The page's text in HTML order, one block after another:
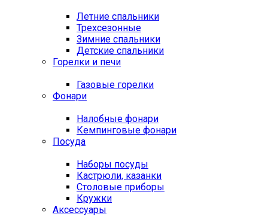
Летние спальники
Трехсезонные
Зимние спальники
Детские спальники
Горелки и печи
Газовые горелки
Фонари
Налобные фонари
Кемпинговые фонари
Посуда
Наборы посуды
Кастрюли, казанки
Столовые приборы
Кружки
Аксессуары